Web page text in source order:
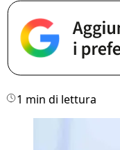
1 min di lettura